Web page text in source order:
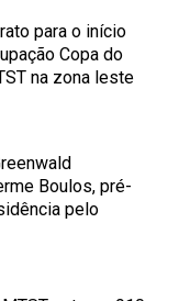
para o início
Copa do
na zona leste
Boulos, pré-
pelo